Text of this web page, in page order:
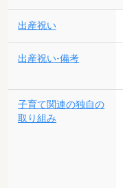
出産祝い
出産祝い-備考
子育て関連の独自の
取り組み